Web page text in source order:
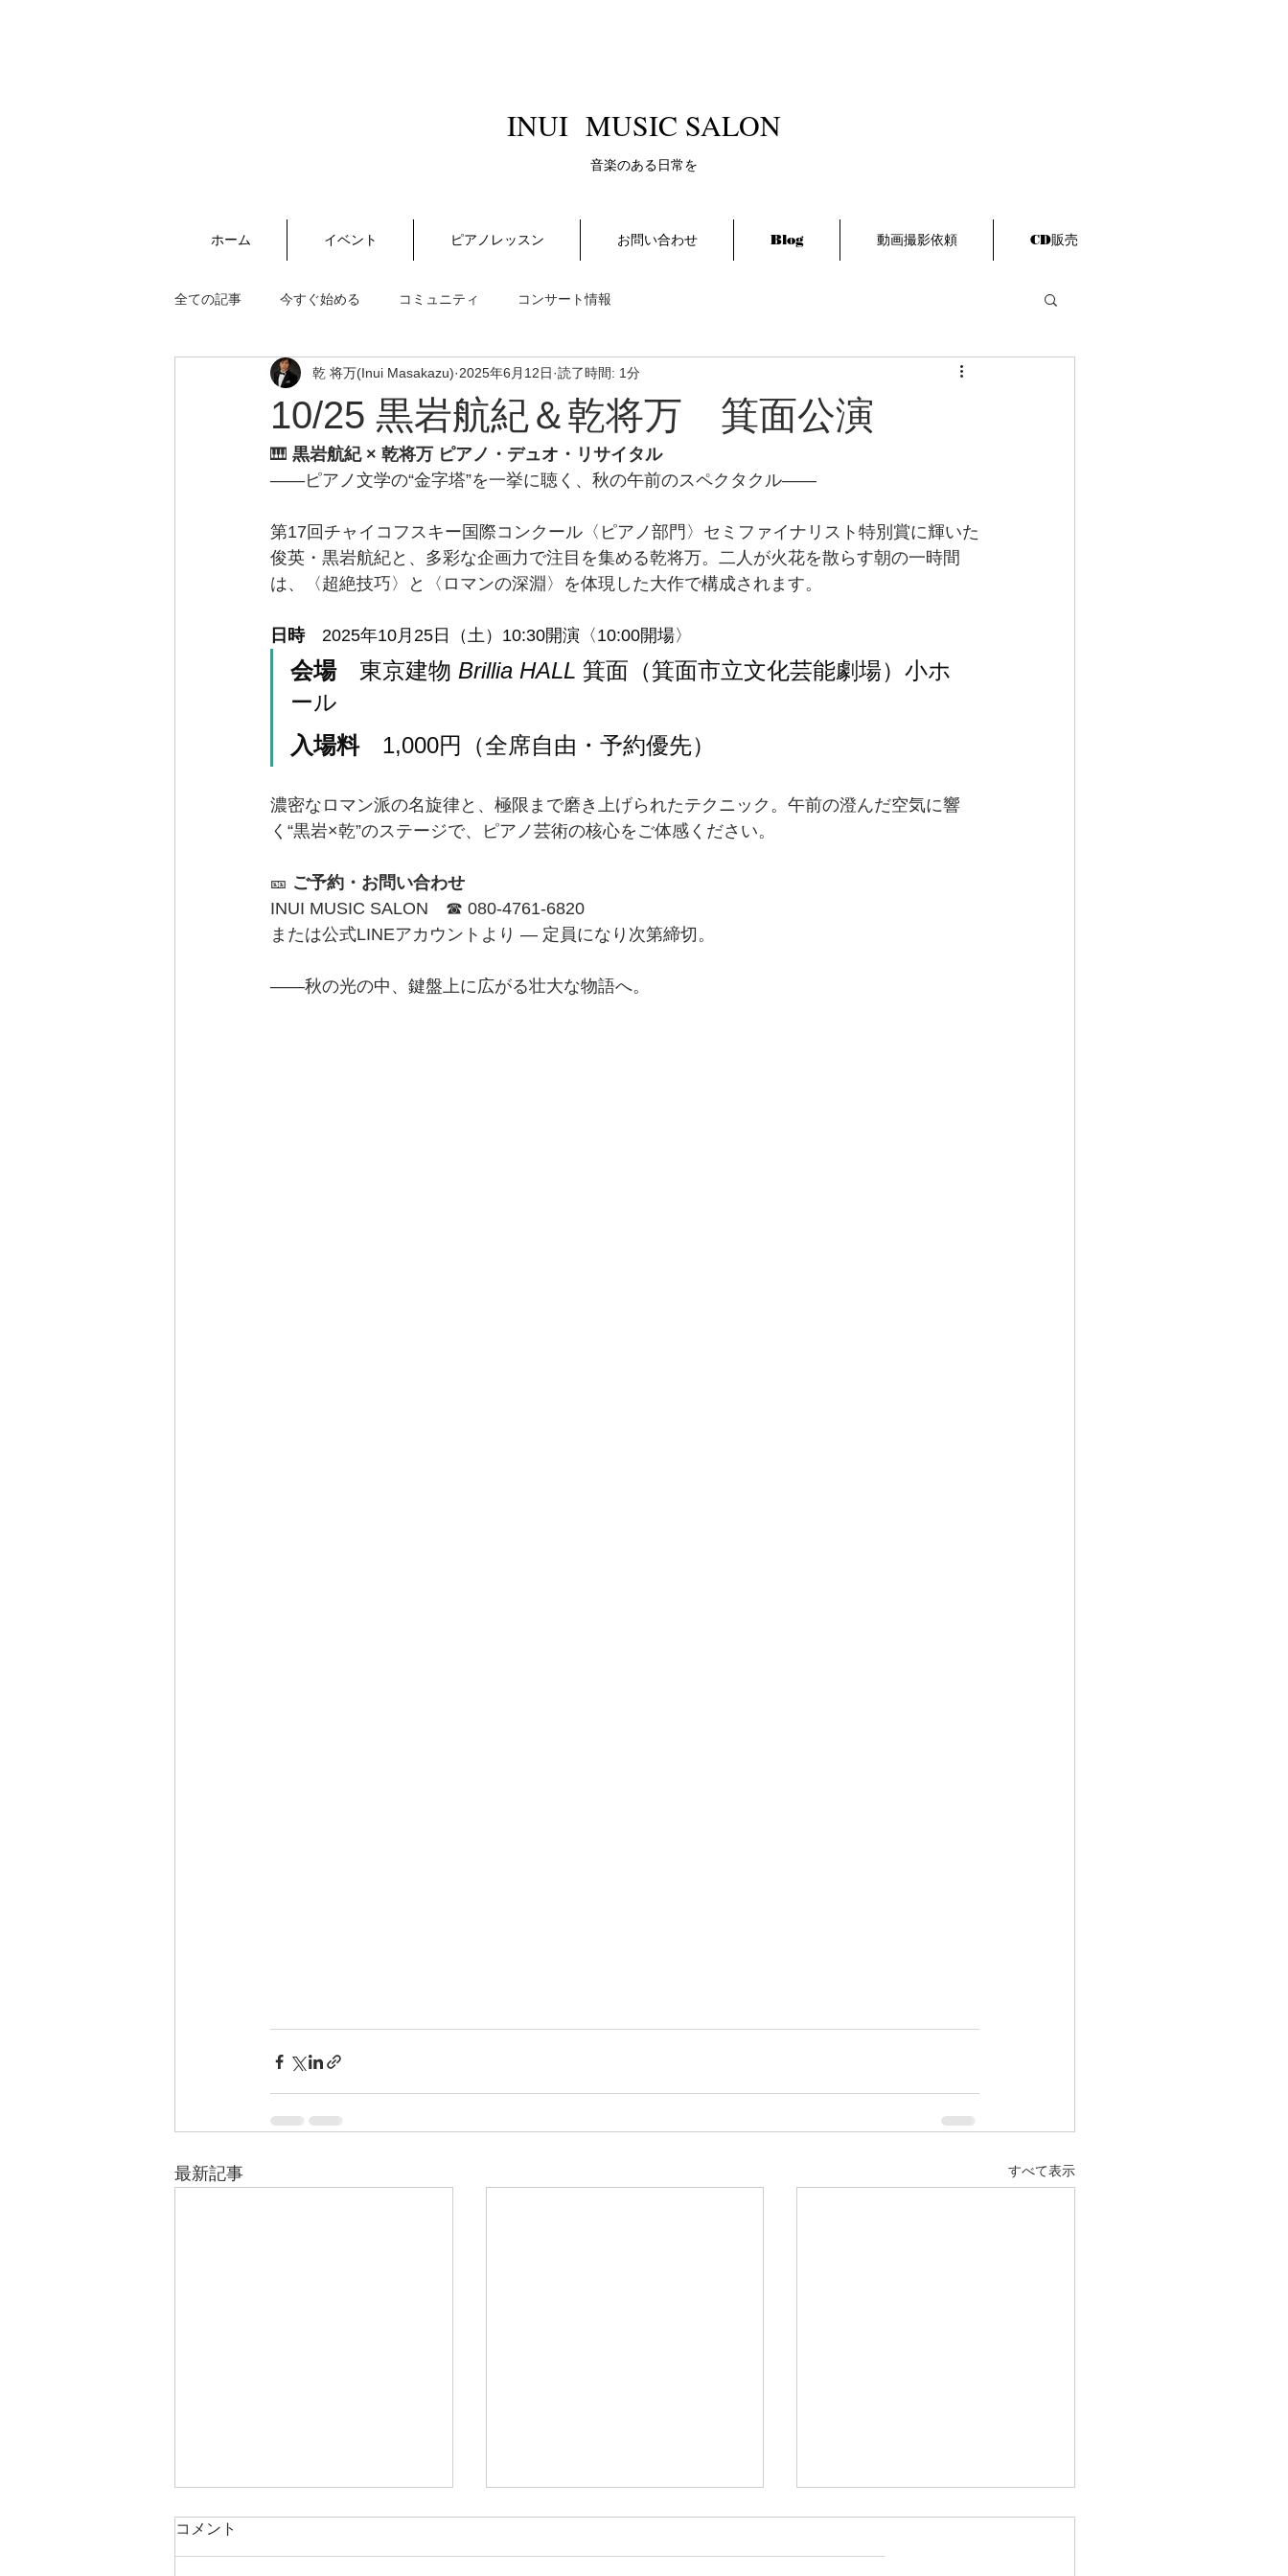
​INUI MUSIC SALON
​音楽のある日常を
ホーム イベント ピアノレッスン お問い合わせ Blog 動画撮影依頼 CD販売
全ての記事 今すぐ始める コミュニティ コンサート情報
10/25 黒岩航紀＆乾将万 箕面公演
乾 将万(Inui Masakazu) 2025年6月12日 読了時間: 1分
🎹 黒岩航紀 × 乾将万 ピアノ・デュオ・リサイタル
――ピアノ文学の“金字塔”を一挙に聴く、秋の午前のスペクタクル――
第17回チャイコフスキー国際コンクール〈ピアノ部門〉セミファイナリスト特別賞に輝いた
俊英・黒岩航紀と、多彩な企画力で注目を集める乾将万。二人が火花を散らす朝の一時間
は、〈超絶技巧〉と〈ロマンの深淵〉を体現した大作で構成されます。
日時 2025年10月25日（土）10:30開演〈10:00開場〉
会場 東京建物 Brillia HALL 箕面（箕面市立文化芸能劇場）小ホ
ール
入場料 1,000円（全席自由・予約優先）
濃密なロマン派の名旋律と、極限まで磨き上げられたテクニック。午前の澄んだ空気に響
く“黒岩×乾”のステージで、ピアノ芸術の核心をご体感ください。
🎫 ご予約・お問い合わせ
INUI MUSIC SALON　☎ 080-4761-6820
または公式LINEアカウントより — 定員になり次第締切。
――秋の光の中、鍵盤上に広がる壮大な物語へ。
最新記事 すべて表示
コメント